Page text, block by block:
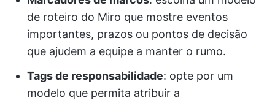
de roteiro do Miro que mostre eventos
importantes, prazos ou pontos de decisão
que ajudem a equipe a manter o rumo.
Tags de responsabilidade: opte por um
modelo que permita atribuir a